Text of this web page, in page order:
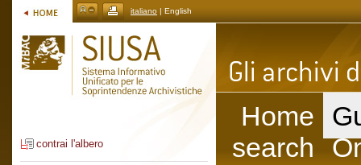
italiano | English
contrai l'albero
Home
search